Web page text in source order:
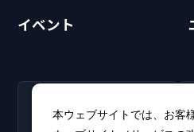
イベント
採用情報
本ウェブサイトでは、お客